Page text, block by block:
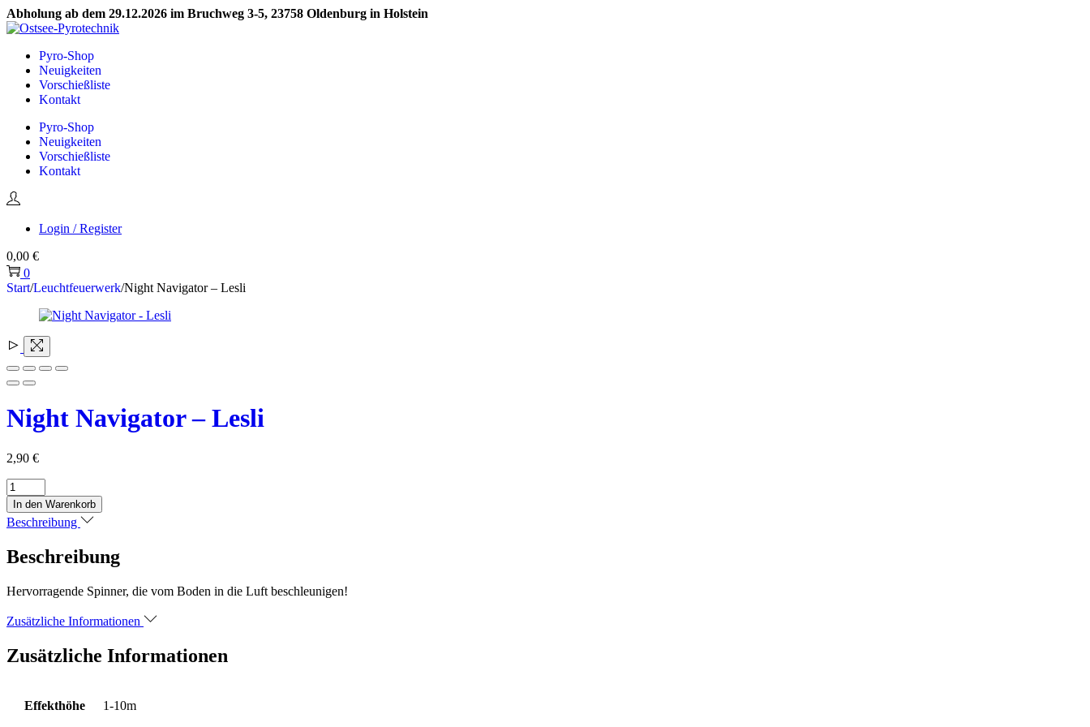
Abholung ab dem 29.12.2026 im Bruchweg 3-5, 23758 Oldenburg in Holstein
Skip
navigation
Skip
contentPyro-Shop
Neuigkeiten
Vorschießliste
Kontakt
Pyro-Shop
Neuigkeiten
Vorschießliste
Kontakt
Login / Register
0,00 €
0
Start/Leuchtfeuerwerk/Night Navigator – Lesli
Night Navigator – Lesli
2,90 €
Night
Navigator
-
Lesli
In den Warenkorb
Beschreibung
Beschreibung
Hervorragende Spinner, die vom Boden in die Luft beschleunigen!
Zusätzliche Informationen
Zusätzliche Informationen
Effekthöhe 1-10m